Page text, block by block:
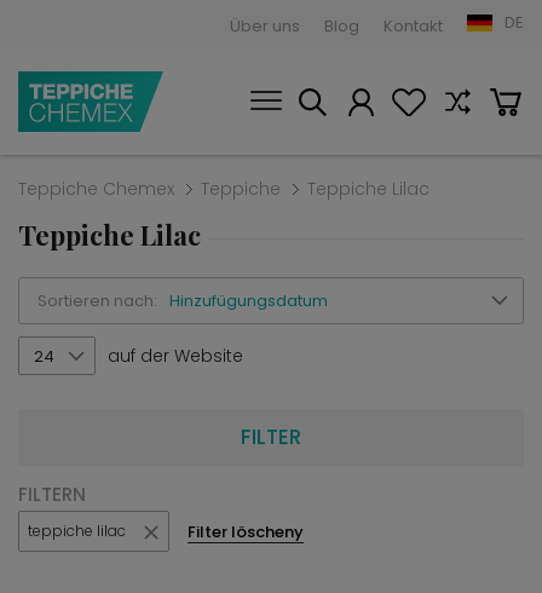
Über uns Blog Kontakt DE
Teppiche Chemex Teppiche Teppiche Lilac
Teppiche Lilac
Sortieren nach: Hinzufügungsdatum
24 auf der Website
FILTER
FILTERN
teppiche lilac Filter löscheny